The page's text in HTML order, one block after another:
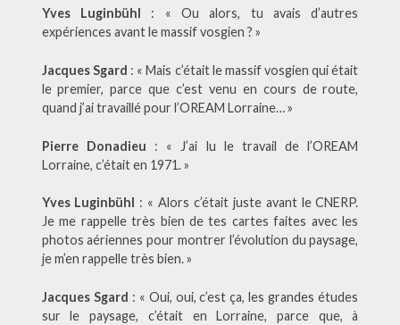
Yves Luginbühl
: « Ou alors, tu avais d’autres
expériences avant le massif vosgien ? »
Jacques Sgard : « Mais c’était le massif vosgien qui était
le premier, parce que c’est venu en cours de route,
quand j’ai travaillé pour l’OREAM Lorraine… »
Pierre Donadieu : « J’ai lu le travail de l’OREAM
Lorraine, c’était en 1971. »
Yves Luginbühl : « Alors c’était juste avant le CNERP.
Je me rappelle très bien de tes cartes faites avec les
photos aériennes pour montrer l’évolution du paysage,
je m’en rappelle très bien. »
Jacques Sgard : « Oui, oui, c’est ça, les grandes études
sur le paysage, c’était en Lorraine, parce que, à